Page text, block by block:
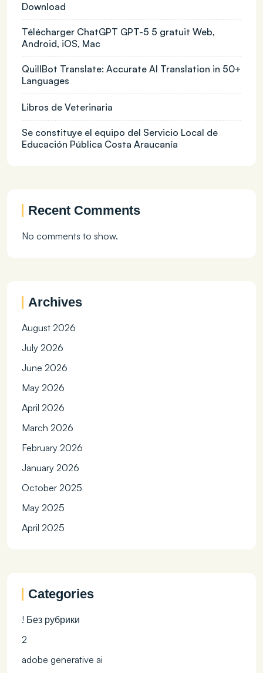
Download
Télécharger ChatGPT GPT-5 5 gratuit Web,
Android, iOS, Mac
QuillBot Translate: Accurate AI Translation in 50+
Languages
Libros de Veterinaria
Se constituye el equipo del Servicio Local de
Educación Pública Costa Araucanía
Recent Comments
No comments to show.
Archives
August 2026
July 2026
June 2026
May 2026
April 2026
March 2026
February 2026
January 2026
October 2025
May 2025
April 2025
Categories
! Без рубрики
2
adobe generative ai